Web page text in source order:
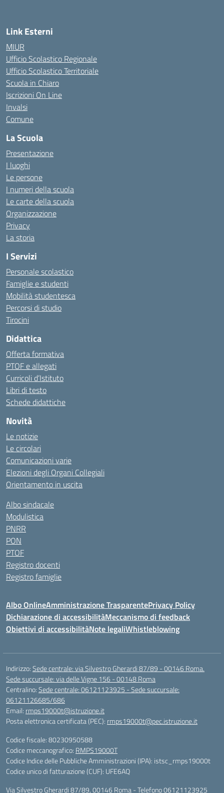
Link Esterni
MIUR
Ufficio Scolastico Regionale
Ufficio Scolastico Territoriale
Scuola in Chiaro
Iscrizioni On Line
Invalsi
Comune
La Scuola
Presentazione
I luoghi
Le persone
I numeri della scuola
Le carte della scuola
Organizzazione
Privacy
La storia
I Servizi
Personale scolastico
Famiglie e studenti
Mobilità studentesca
Percorsi di studio
Tirocini
Didattica
Offerta formativa
PTOF e allegati
Curricoli d’Istituto
Libri di testo
Schede didattiche
Novità
Le notizie
Le circolari
Comunicazioni varie
Elezioni degli Organi Collegiali
Orientamento in uscita
Albo sindacale
Modulistica
PNRR
PON
PTOF
Registro docenti
Registro famiglie
Albo OnlineAmministrazione TrasparentePrivacy Policy
Dichiarazione di accessibilitàMeccanismo di feedback
Obiettivi di accessibilitàNote legaliWhistleblowing
Indirizzo:Sede centrale: via Silvestro Gherardi 87/89 - 00146 Roma.
Sede succursale: via delle Vigne 156 - 00148 Roma
Centralino:Sede centrale: 06121123925 - Sede succursale:
06121126685/686
Email: rmps19000t@istruzione.it
Posta elettronica certificata (PEC): rmps19000t@pec.istruzione.it
Codice fiscale: 80230950588
Codice meccanografico: RMPS19000T
Codice Indice delle Pubbliche Amministrazioni (IPA): istsc_rmps19000t
Codice unico di fatturazione (CUF): UFE6AQ
Via Silvestro Gherardi 87/89, 00146 Roma - Telefono 06121123925